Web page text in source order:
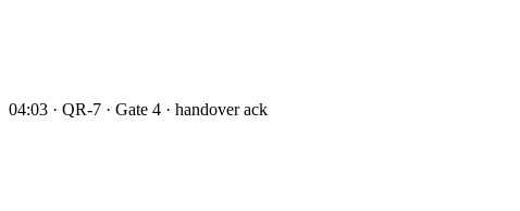
04:03 · QR-7 · Gate 4 · handover ack